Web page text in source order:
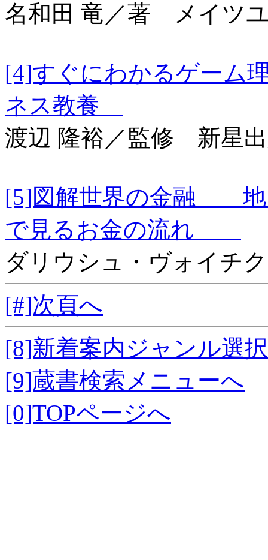
名和田 竜／著 メイツ
[4]すぐにわかるゲー
ネス教養
渡辺 隆裕／監修 新星
[5]図解世界の金融 地
で見るお金の流れ
ダリウシュ・ヴォイチ
[#]次頁へ
[8]新着案内ジャンル選
[9]蔵書検索メニューへ
[0]TOPページへ